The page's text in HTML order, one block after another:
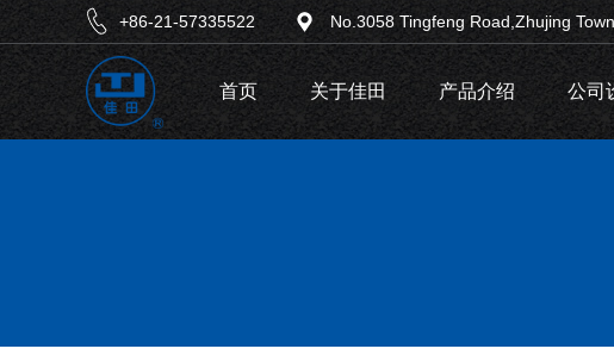
+86-21-57335522 No.3058 Tingfeng Road,Zhujing
首页 关于佳田 产品介绍 公司